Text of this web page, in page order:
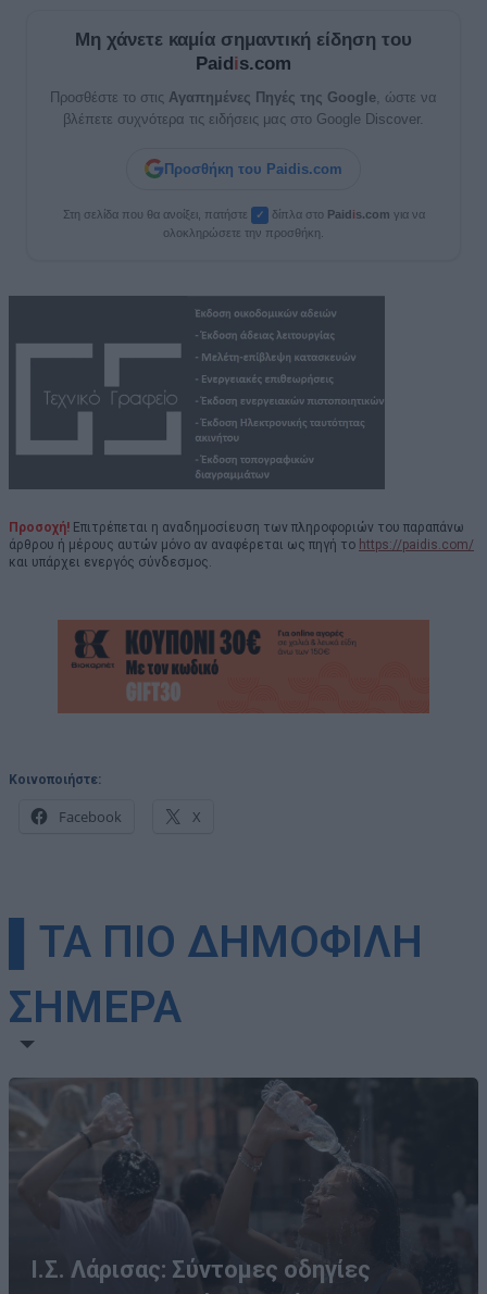
Μη χάνετε καμία σημαντική είδηση του
Paidis.com
Προσθέστε το στις Αγαπημένες Πηγές της Google , ώστε να
βλέπετε συχνότερα τις ειδήσεις μας στο Google Discover.
Προσθήκη του Paidis.com
Στη σελίδα που θα ανοίξει, πατήστε ✓ δίπλα στο Paidis.com για να
ολοκληρώσετε την προσθήκη.
Προσοχή! Επιτρέπεται η αναδημοσίευση των πληροφοριών του παραπάνω
άρθρου ή μέρους αυτών μόνο αν αναφέρεται ως πηγή το https://paidis.com/
και υπάρχει ενεργός σύνδεσμος.
Κοινοποιήστε:
Facebook X
▌ΤΑ ΠΙΟ ΔΗΜΟΦΙΛΗ
ΣΗΜΕΡΑ
Ι.Σ. Λάρισας: Σύντομες οδηγίες